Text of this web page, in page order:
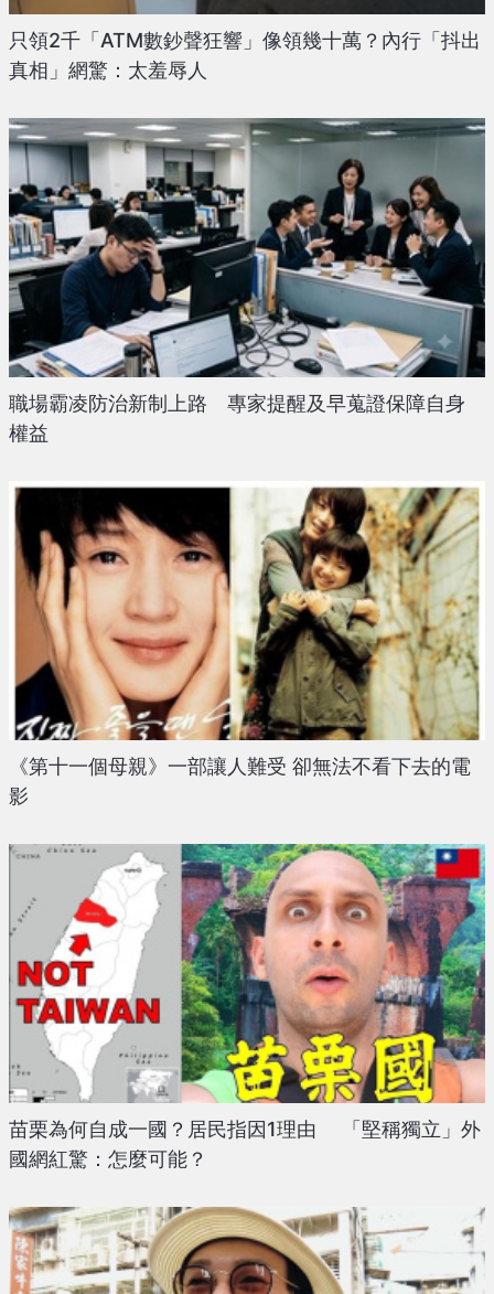
只領2千「ATM數鈔聲狂響」像領幾十萬？內行「抖出
真相」網驚：太羞辱人
職場霸凌防治新制上路 專家提醒及早蒐證保障自身
權益
《第十一個母親》一部讓人難受 卻無法不看下去的電
影
苗栗為何自成一國？居民指因1理由 「堅稱獨立」外
國網紅驚：怎麼可能？